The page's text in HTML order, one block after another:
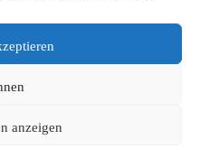
anzeigen